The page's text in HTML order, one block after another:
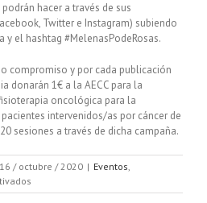
hacer a través de sus
Twitter e Instagram) subiendo
el hashtag #MelenasPodeRosas.
compromiso y por cada publicación
donarán 1€ a la AECC para la
oncológica para la
intervenidos/as por cáncer de
sesiones a través de dicha campaña.
16 / octubre / 2020 | Eventos,
#MelenasPodeRosas